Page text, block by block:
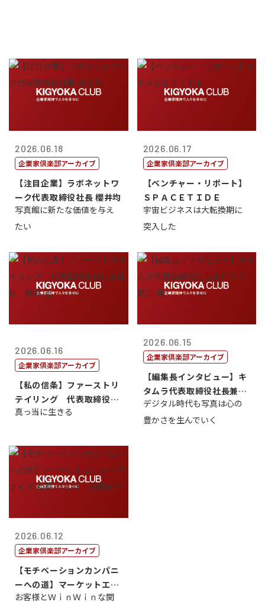
2026.06.18
企業家倶楽部アーカイブ
【注目企業】ラボネットワ
ーク代表取締役社長 櫻井均
写真館に新たな価値を与え
たい
2026.06.17
企業家倶楽部アーカイブ
【ベンチャー・リポート】
ＳＰＡＣＥＴＩＤＥ
宇宙ビジネスは大転換期に
突入した
2026.06.16
企業家倶楽部アーカイブ
【私の信条】ファーストリ
テイリング 代表取締役会
長兼社長 柳...
真っ当に生きる
2026.06.15
企業家倶楽部アーカイブ
【編集長インタビュー】キ
タムラ代表取締役社長兼Ｃ
ＯＯ 武川 ...
デジタル時代も写真は心の
豊かさを生んでいく
2026.06.12
企業家倶楽部アーカイブ
【モチベーションカンパニ
ーへの道】マーケットエン
タープライズ...
お客様とＷｉｎＷｉｎな関